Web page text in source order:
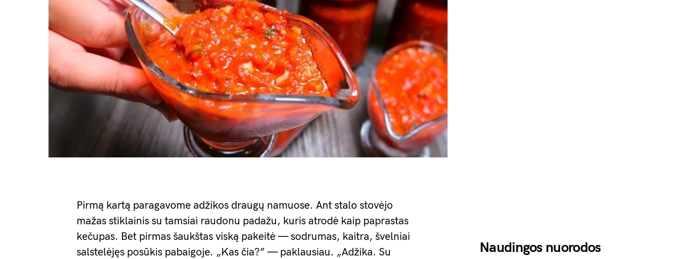
Pirmą kartą paragavome adžikos draugų namuose. Ant stalo stovėjo
mažas stiklainis su tamsiai raudonu padažu, kuris atrodė kaip paprastas
kečupas. Bet pirmas šaukštas viską pakeitė — sodrumas, kaitra, švelniai
salstelėjęs posūkis pabaigoje. „Kas čia?” — paklausiau. „Adžika. Su
Naudingos nuorodos